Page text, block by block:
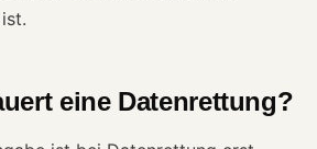
eine Datenrettung?